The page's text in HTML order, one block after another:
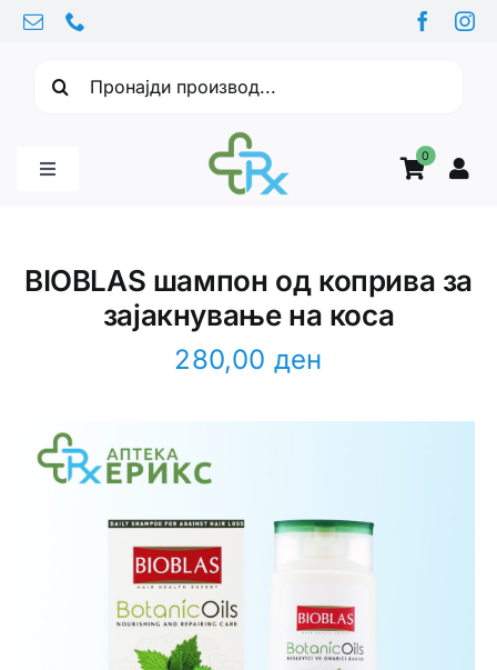
Skip
content
0
Toggle
Витамини
Здравствени проблеми
Интимно здравје
Лична хигиена
BIOBLAS шампон од коприва за
зајакнување на коса
280,00 ден